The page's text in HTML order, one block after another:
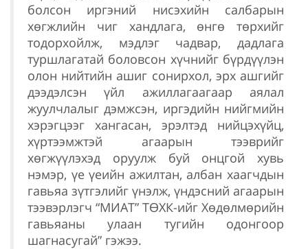
болсон иргэний нисэхийн салбарын
хөгжлийн чиг хандлага, өнгө төрхийг
тодорхойлж, мэдлэг чадвар, дадлага
туршлагатай боловсон хүчнийг бүрдүүлэн
олон нийтийн ашиг сонирхол, эрх ашгийг
дээдэлсэн үйл ажиллагаагаар аялал
жуулчлалыг дэмжсэн, иргэдийн нийгмийн
хэрэгцээг хангасан, эрэлтэд нийцэхүйц,
хүртээмжтэй агаарын тээврийг
хөгжүүлэхэд оруулж буй онцгой хувь
нэмэр, үе үеийн ажилтан, албан хаагчдын
гавьяа зүтгэлийг үнэлж, үндэсний агаарын
тээвэрлэгч “МИАТ” ТӨХК-ийг Хөдөлмөрийн
гавьяаны улаан тугийн одонгоор
шагнасугай” гэжээ.